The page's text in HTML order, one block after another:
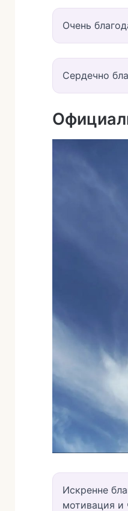
Очень
Сердечно
Искренне
мотивация и